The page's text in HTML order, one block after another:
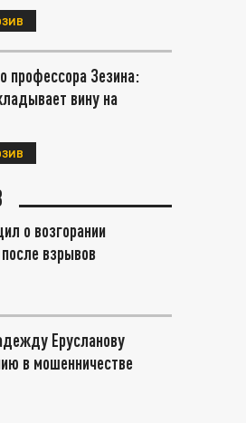
профессора Зезина:
вину на
о возгорании
взрывов
Ерусланову
в мошенничестве